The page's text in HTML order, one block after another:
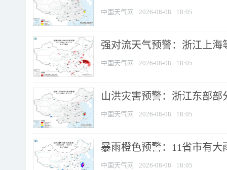
中国天气网 2026-08-08 18:05
强对流天气预警：浙江上海
中国天气网 2026-08-08 18:05
山洪灾害预警：浙江东部
中国天气网 2026-08-08 18:05
暴雨橙色预警：11省市有
中国天气网 2026-08-08 18:05